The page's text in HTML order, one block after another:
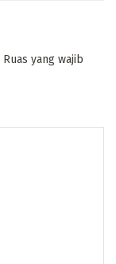
Ruas yang wajib